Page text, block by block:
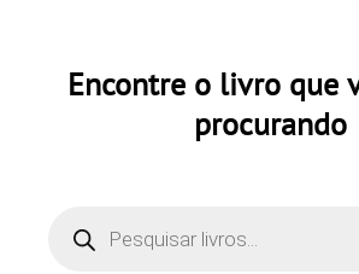
Encontre o livro que
procurando